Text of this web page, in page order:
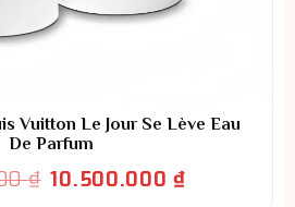
Vuitton Le Jour Se Lève Eau
De Parfum
₫ Giá
10.500.000₫Giá